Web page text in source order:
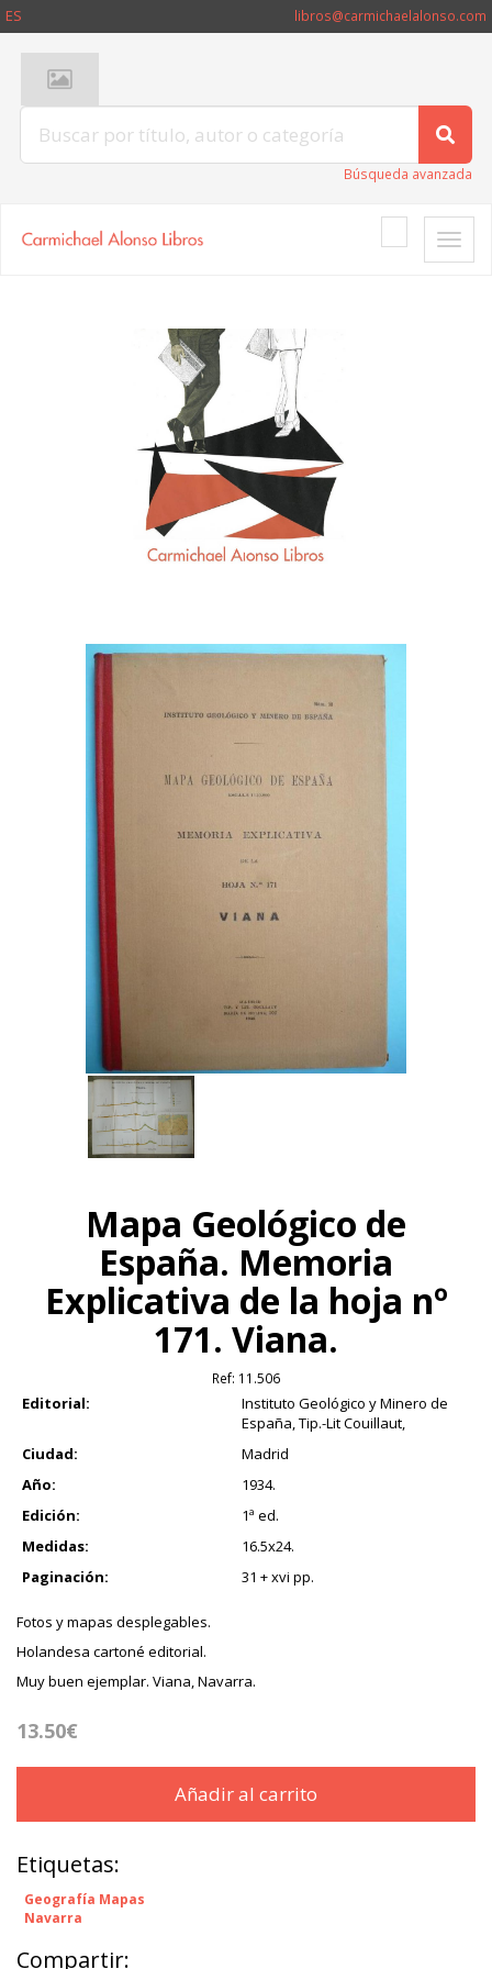
ES libros@carmichaelalonso.com
Búsqueda avanzada
Toggle
Mapa Geológico de
España. Memoria
Explicativa de la hoja nº
171. Viana.
Ref: 11.506
Editorial:
Instituto Geológico y Minero de
España, Tip.-Lit Couillaut,
Ciudad:
Madrid
Año:
1934.
Edición:
1ª ed.
Medidas:
16.5x24.
Paginación:
31 + xvi pp.
Fotos y mapas desplegables.
Holandesa cartoné editorial.
Muy buen ejemplar. Viana, Navarra.
13.50€
Añadir al carrito
Etiquetas:
Geografía Mapas
Navarra
Compartir: